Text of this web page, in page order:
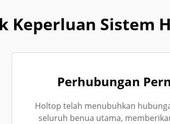
Sistem
Perhubungan
Holtop telah menubuhkan
seluruh benua utama,